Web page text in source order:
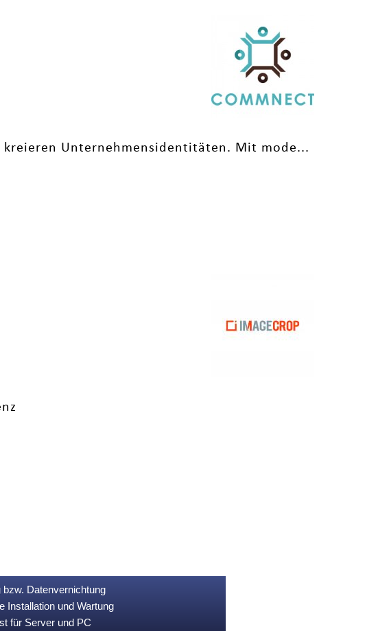
Unternehmensidentitäten. Mit mode...
Datenvernichtung
Installation und Wartung
für Server und PC